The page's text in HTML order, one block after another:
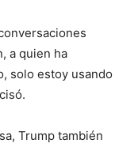
a quien ha
solo estoy usando
Trump también